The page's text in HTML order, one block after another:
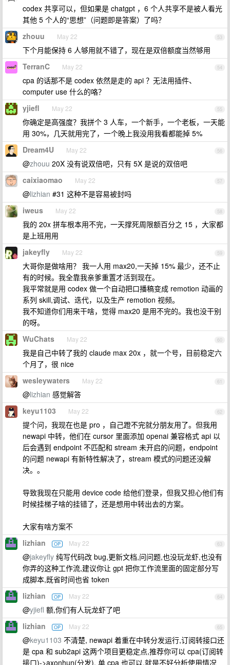
codex 共享可以，但如果是 chatgpt ，6 个人共享不是被人看光
其他 5 个人的“思想”（问题即是答案）了吗？
53
zhouu May 22
下个月能保持 6 人够用就不错了，现在是双倍额度当然够用
54
TerranC May 22
cpa 的话那不是 codex 依然是走的 api ？无法用插件、
computer use 什么的咯？
55
yjiefl May 22
你确定是高强度？我拼个 3 人车，一个新手，一个老板，一天能
用 30%，几天就用完了，一个晚上我没用我看都能掉 5%
56
Dream4U May 22
@zhouu 20X 没有说双倍吧，只有 5X 是说的双倍吧
57
caixiaomao May 22
@lizhian #31 这种不是容易被封吗
58
iweus May 22
我的 20x 拼车根本用不完，一天撑死周限额百分之 15 ，大家都
是上班用用
59
jakeyfly May 22
大哥你是做啥用？ 我一人用 max20,一天掉 15% 最少，还不止
有的时候。我全靠我亲爹重置才活到现在。
我平常就是用 codex 做一个自动把口播稿变成 remotion 动画的
系列 skill,调试、迭代，以及生产 remotion 视频。
我不知道你们用来干啥，觉得 max20 是用不完的。我也没干别
的呀。
60
WuChats May 22
我是自己中转了我的 claude max 20x ，就一个号，目前稳定六
个月了，很 nice
61
wesleywaters May 22
@lizhian 感觉解答
62
keyu1103 May 22
提个问，我现在也是 pro ，自己蹬不完就分朋友用了。但我用
newapi 中转，他们在 cursor 里面添加 openai 兼容格式 api 以
后会遇到 endpoint 不匹配和 stream 未开启的问题，endpoint
的问题 newapi 有新特性解决了，stream 模式的问题还没解
决。。
导致我现在只能用 device code 给他们登录，但我又担心他们有
时候挂梯子啥的挂错了，还是想用中转出去的方案。
大家有啥方案不
63
lizhian OP May 22
@jakeyfly 纯写代码改 bug,更新文档,问问题,也没玩龙虾,也没有
你弄的这种工作流,建议你让 gpt 把你工作流里面的固定部分写
成脚本,既省时间也省 token
64
lizhian OP May 22
@yjiefl 额,你们有人玩龙虾了吧
65
lizhian OP May 22
@keyu1103 不清楚, newapi 着重在中转分发运行,订阅转接口还
是 cpa 和 sub2api 这两个项目更稳定点,推荐你可以 cpa(订阅转
接口)->axonhun(分发), 单 cpa 也可以,就是不好分析使用情况